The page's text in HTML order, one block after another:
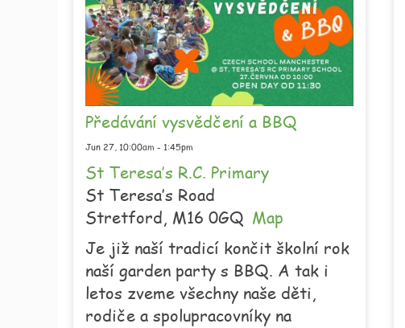
Předávání vysvědčení a BBQ
Jun 27, 10:00am - 1:45pm
St Teresa’s R.C. Primary
St Teresa’s Road
Stretford, M16 0GQ Map
Je již naší tradicí končit školní rok
naší garden party s BBQ. A tak i
letos zveme všechny naše děti,
rodiče a spolupracovníky na